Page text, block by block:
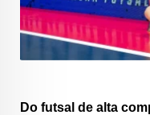
Do futsal de alta